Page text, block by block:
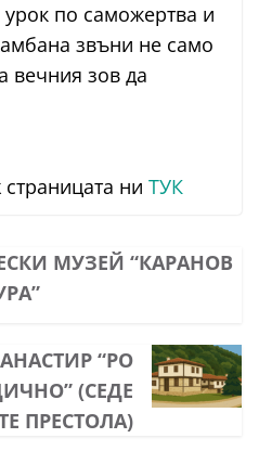
по саможертва и
звъни не само
вечния зов да
ни ТУК
МУЗЕЙ “КАРАНОВ
“РО
(СЕДЕ
ПРЕСТОЛА)